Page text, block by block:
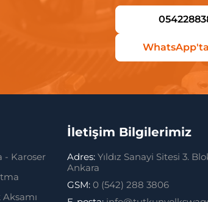
- Karoser
İletişim Bilgilerimiz
Adres: Yıldız Sanayi Sitesi 3.
Ankara
GSM: 0 (542) 288 3806